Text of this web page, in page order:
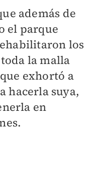
además de
el parque
los
la malla
exhortó a
hacerla suya,
en